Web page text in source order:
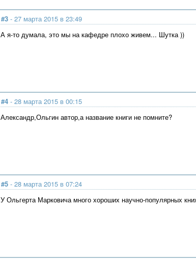
#3- 27 марта 2015 в 23:49
А я-то думала, это мы на кафедре плохо живем... Шутка ))
#4- 28 марта 2015 в 00:15
Александр,Ольгин автор,а название книги не помните?
#5- 28 марта 2015 в 07:24
У Ольгерта Марковича много хороших научно-популярных